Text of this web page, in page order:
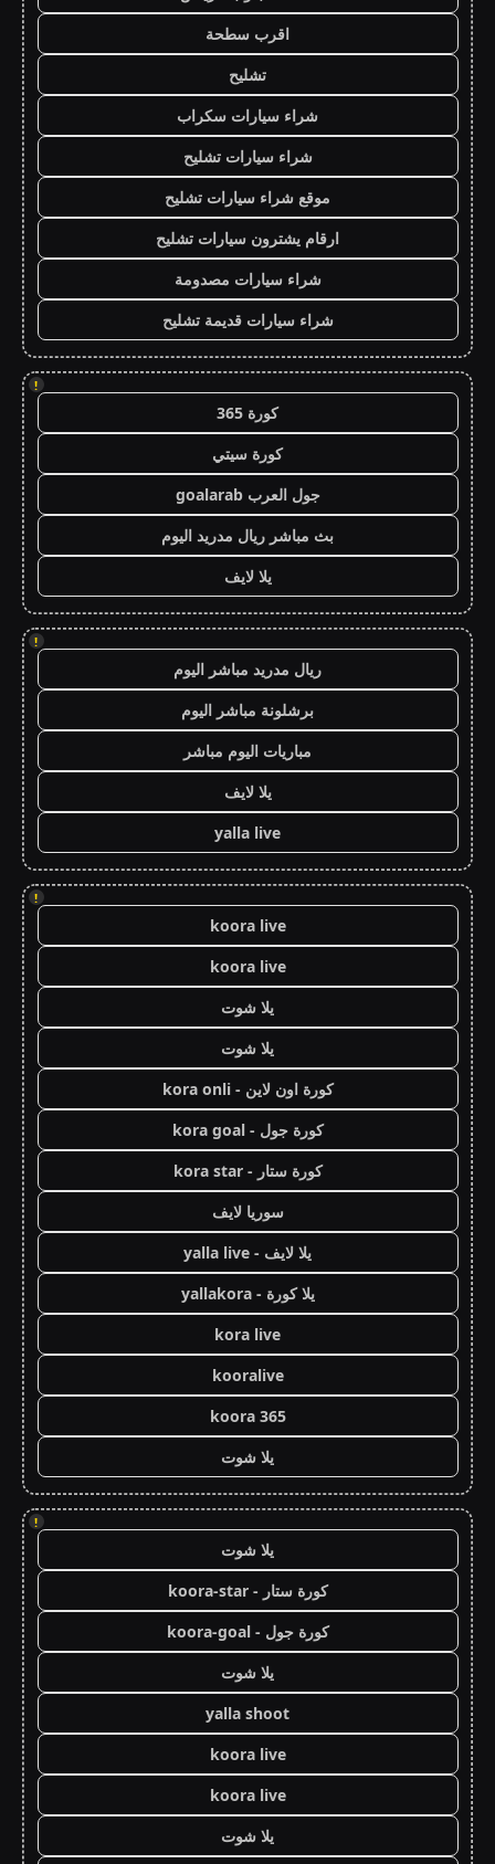
اقرب سطحة
تشليح
شراء سيارات سكراب
شراء سيارات تشليح
موقع شراء سيارات تشليح
ارقام يشترون سيارات تشليح
شراء سيارات مصدومة
شراء سيارات قديمة تشليح
!
كورة 365
كورة سيتي
جول العرب goalarab
بث مباشر ريال مدريد اليوم
يلا لايف
!
ريال مدريد مباشر اليوم
برشلونة مباشر اليوم
مباريات اليوم مباشر
يلا لايف
yalla live
!
koora live
koora live
يلا شوت
يلا شوت
كورة اون لاين - kora onli
كورة جول - kora goal
كورة ستار - kora star
سوريا لايف
يلا لايف - yalla live
يلا كورة - yallakora
kora live
kooralive
koora 365
يلا شوت
!
يلا شوت
كورة ستار - koora-star
كورة جول - koora-goal
يلا شوت
yalla shoot
koora live
koora live
يلا شوت